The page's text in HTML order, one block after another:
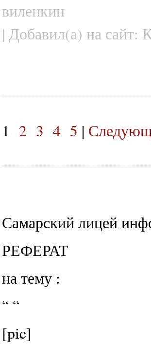
виленкин
| Добавил(а) на сайт:
1 2 3 4 5 |
Самарский лицей
РЕФЕРАТ
на тему :
“ “
[pic]